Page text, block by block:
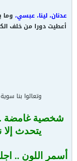
عدنان،لينا،عبسي، وما
أعطيت دورا من خلف
وتعالوا بنا
شخصية غامضة ..
يتحدث
أسمر اللون ..